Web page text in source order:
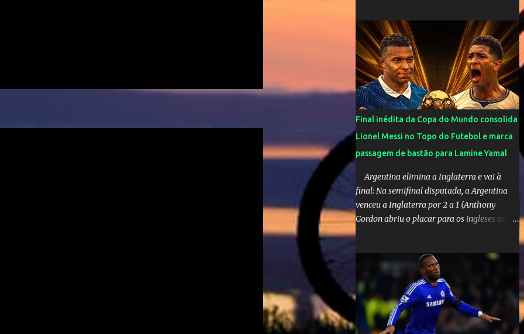
muito elogiada pela galera. Fonte: Orgulho
da OMS! Lucão usa máscara durante os
jogos para proteger o filho Brasil goleia a
China por 5 a 0 na estreia brasileira nas
olimpíadas de Tóquio. Marta marcou duas
vezes, Debinha, Andressa Alves e Bia
Zaneratto foram autoras dos gols. Juliette,
embaixadora ‎@Globoplay mandou um xero
para as meninas e falou do seu orgulho.
Final inédita da Copa do Mundo consolida
Lionel Messi no Topo do Futebol e marca
passagem de bastão para Lamine Yamal
Argentina elimina a Inglaterra e vai à
final: Na semifinal disputada, a Argentina
venceu a Inglaterra por 2 a 1 (Anthony
Gordon abriu o placar para os ingleses aos
nos acréscimos, com assistência de Messi). A
Argentina enfrentará a Espanha na final.
Mick Jagger e seu filho brasileiro torceram
pela Inglaterra durante o jogo.